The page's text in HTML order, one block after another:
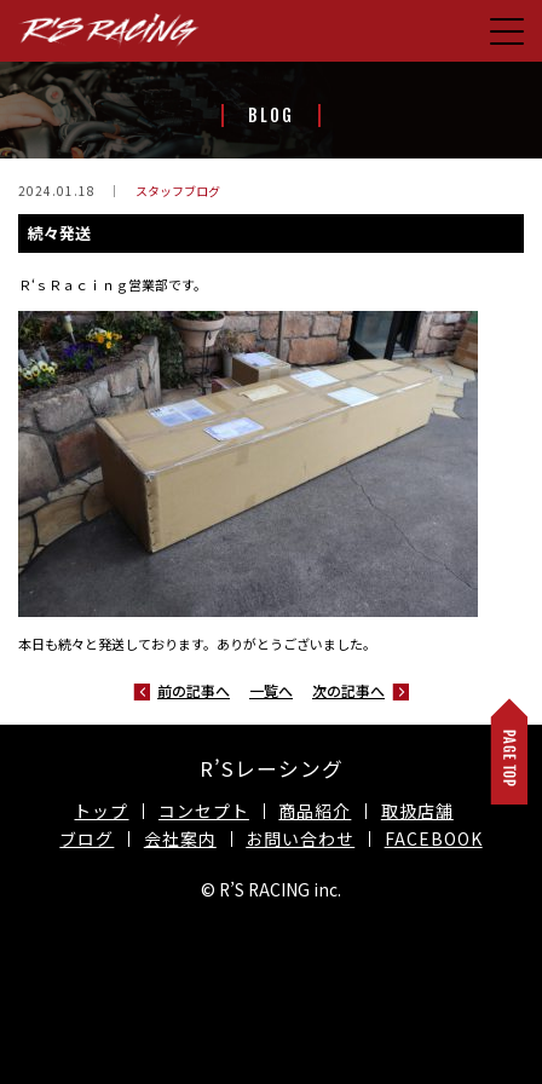
HOME
CONCEPT
ABOUT US
CONTACT
FACEBOOK
BLOG
2024.01.18 スタッフブログ
続々発送
Ｒ‘ｓＲａｃｉｎｇ営業部です。
本日も続々と発送しております。ありがとうございました。
前の記事へ 一覧へ 次の記事へ
R’Sレーシング
トップ コンセプト 商品紹介
取扱店舗
ブログ
会社案内 お問い合わせ FACEBOOK
© R’S RACING inc.